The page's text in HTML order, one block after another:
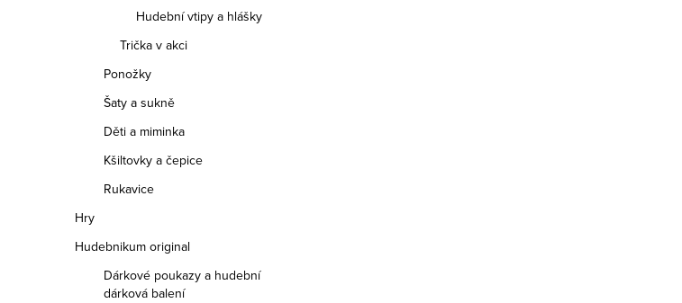
Hudební vtipy a hlášky
Trička v akci
Ponožky
Šaty a sukně
Děti a miminka
Kšiltovky a čepice
Rukavice
Hry
Hudebnikum original
Dárkové poukazy a hudební
dárková balení